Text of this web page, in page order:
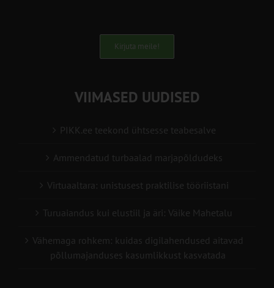
Kirjuta meile!
VIIMASED UUDISED
PIKK.ee teekond ühtsesse teabesalve
Ammendatud turbaalad marjapõldudeks
Virtuaaltara: unistusest praktilise tööriistani
Turuaiandus kui elustiil ja äri: Väike Mahetalu
Vähemaga rohkem: kuidas digilahendused aitavad
põllumajanduses kasumlikkust kasvatada